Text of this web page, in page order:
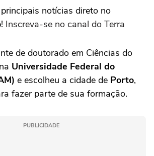
notícias direto no
Inscreva-se no canal do Terra
de doutorado em Ciências do
Universidade Federal do
e escolheu a cidade de Porto,
fazer parte de sua formação.
PUBLICIDADE